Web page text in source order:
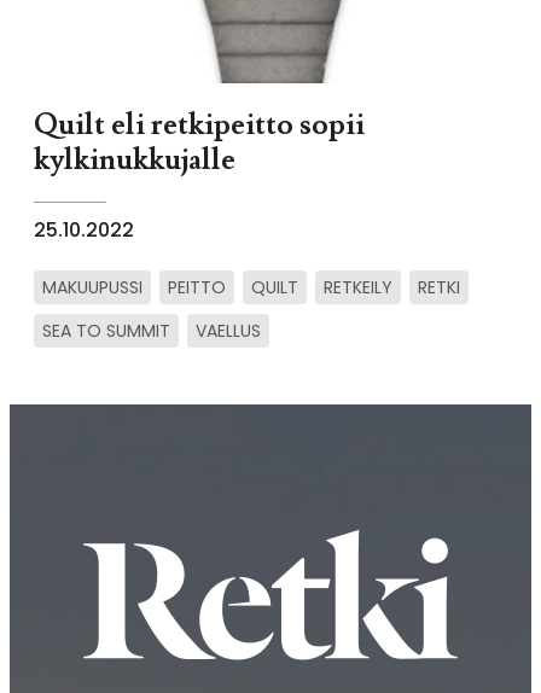
Quilt eli retkipeitto sopii
kylkinukkujalle
25.10.2022
MAKUUPUSSI PEITTO QUILT RETKEILY
RETKI
SEA TO SUMMIT
VAELLUS